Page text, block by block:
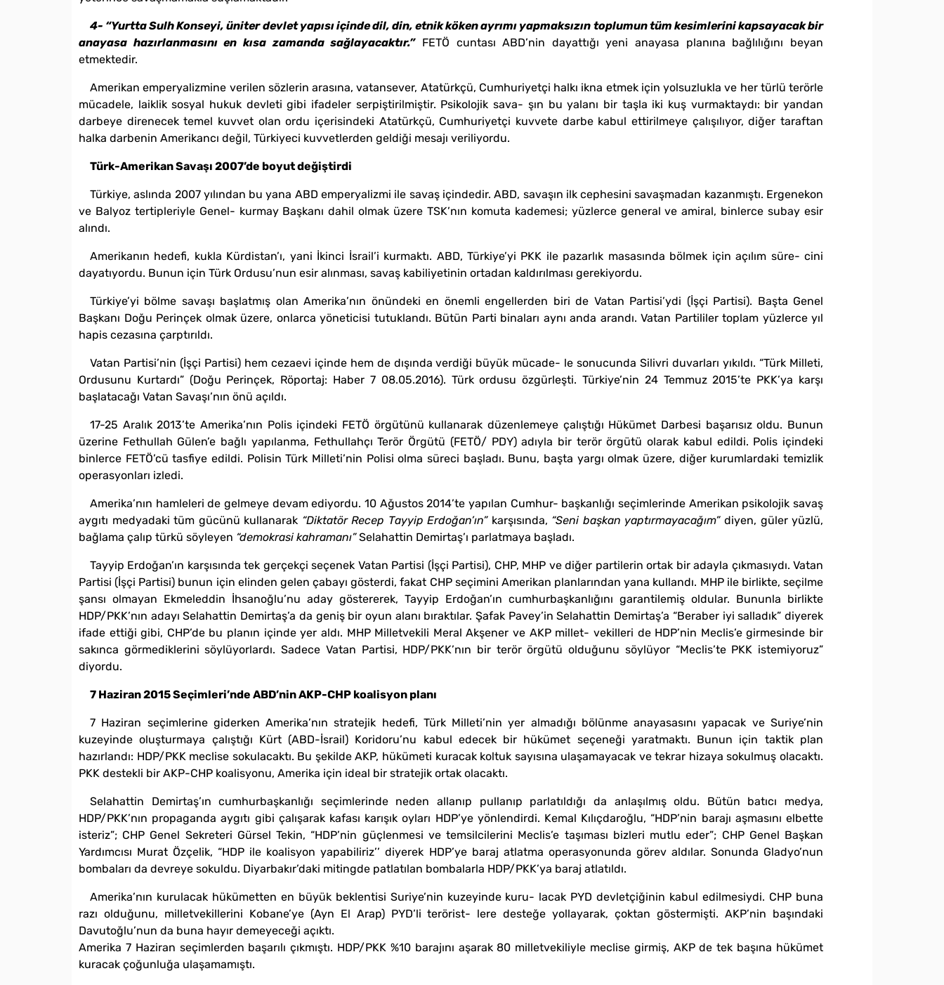
4- “Yurtta Sulh Konseyi, üniter devlet yapısı içinde dil, din, etnik köken ayrımı yapmaksızın toplumun tüm kesimlerini kapsayacak bir
anayasa hazırlanmasını en kısa zamanda sağlayacaktır.”FETÖ cuntası ABD’nin dayattığı yeni anayasa planına bağlılığını beyan
etmektedir.
Amerikan emperyalizmine verilen sözlerin arasına, vatansever, Atatürkçü, Cumhuriyetçi halkı ikna etmek için yolsuzlukla ve her türlü terörle
mücadele, laiklik sosyal hukuk devleti gibi ifadeler serpiştirilmiştir. Psikolojik sava- şın bu yalanı bir taşla iki kuş vurmaktaydı: bir yandan
darbeye direnecek temel kuvvet olan ordu içerisindeki Atatürkçü, Cumhuriyetçi kuvvete darbe kabul ettirilmeye çalışılıyor, diğer taraftan
halka darbenin Amerikancı değil, Türkiyeci kuvvetlerden geldiği mesajı veriliyordu.
Türk-Amerikan Savaşı 2007’de boyut değiştirdi
Türkiye, aslında 2007 yılından bu yana ABD emperyalizmi ile savaş içindedir. ABD, savaşın ilk cephesini savaşmadan kazanmıştı. Ergenekon
ve Balyoz tertipleriyle Genel- kurmay Başkanı dahil olmak üzere TSK’nın komuta kademesi; yüzlerce general ve amiral, binlerce subay esir
alındı.
Amerikanın hedefi, kukla Kürdistan’ı, yani İkinci İsrail’i kurmaktı. ABD, Türkiye’yi PKK ile pazarlık masasında bölmek için açılım süre- cini
dayatıyordu. Bunun için Türk Ordusu’nun esir alınması, savaş kabiliyetinin ortadan kaldırılması gerekiyordu.
Türkiye’yi bölme savaşı başlatmış olan Amerika’nın önündeki en önemli engellerden biri de Vatan Partisi’ydi (İşçi Partisi). Başta Genel
Başkanı Doğu Perinçek olmak üzere, onlarca yöneticisi tutuklandı. Bütün Parti binaları aynı anda arandı. Vatan Partililer toplam yüzlerce yıl
hapis cezasına çarptırıldı.
Vatan Partisi’nin (İşçi Partisi) hem cezaevi içinde hem de dışında verdiği büyük mücade- le sonucunda Silivri duvarları yıkıldı. “Türk Milleti,
Ordusunu Kurtardı” (Doğu Perinçek, Röportaj: Haber 7 08.05.2016). Türk ordusu özgürleşti. Türkiye’nin 24 Temmuz 2015’te PKK’ya karşı
başlatacağı Vatan Savaşı’nın önü açıldı.
17-25 Aralık 2013’te Amerika’nın Polis içindeki FETÖ örgütünü kullanarak düzenlemeye çalıştığı Hükümet Darbesi başarısız oldu. Bunun
üzerine Fethullah Gülen’e bağlı yapılanma, Fethullahçı Terör Örgütü (FETÖ/ PDY) adıyla bir terör örgütü olarak kabul edildi. Polis içindeki
binlerce FETÖ’cü tasfiye edildi. Polisin Türk Milleti’nin Polisi olma süreci başladı. Bunu, başta yargı olmak üzere, diğer kurumlardaki temizlik
operasyonları izledi.
Amerika’nın hamleleri de gelmeye devam ediyordu. 10 Ağustos 2014’te yapılan Cumhur- başkanlığı seçimlerinde Amerikan psikolojik savaş
aygıtı medyadaki tüm gücünü kullanarak “Diktatör Recep Tayyip Erdoğan’ın”karşısında, “Seni başkan yaptırmayacağım”diyen, güler yüzlü,
bağlama çalıp türkü söyleyen “demokrasi kahramanı”Selahattin Demirtaş’ı parlatmaya başladı.
Tayyip Erdoğan’ın karşısında tek gerçekçi seçenek Vatan Partisi (İşçi Partisi), CHP, MHP ve diğer partilerin ortak bir adayla çıkmasıydı. Vatan
Partisi (İşçi Partisi) bunun için elinden gelen çabayı gösterdi, fakat CHP seçimini Amerikan planlarından yana kullandı. MHP ile birlikte, seçilme
şansı olmayan Ekmeleddin İhsanoğlu’nu aday göstererek, Tayyip Erdoğan’ın cumhurbaşkanlığını garantilemiş oldular. Bununla birlikte
HDP/PKK’nın adayı Selahattin Demirtaş’a da geniş bir oyun alanı bıraktılar. Şafak Pavey’in Selahattin Demirtaş’a “Beraber iyi salladık” diyerek
ifade ettiği gibi, CHP’de bu planın içinde yer aldı. MHP Milletvekili Meral Akşener ve AKP millet- vekilleri de HDP’nin Meclis’e girmesinde bir
sakınca görmediklerini söylüyorlardı. Sadece Vatan Partisi, HDP/PKK’nın bir terör örgütü olduğunu söylüyor “Meclis’te PKK istemiyoruz”
diyordu.
7 Haziran 2015 Seçimleri’nde ABD’nin AKP-CHP koalisyon planı
7 Haziran seçimlerine giderken Amerika’nın stratejik hedefi, Türk Milleti’nin yer almadığı bölünme anayasasını yapacak ve Suriye’nin
kuzeyinde oluşturmaya çalıştığı Kürt (ABD-İsrail) Koridoru’nu kabul edecek bir hükümet seçeneği yaratmaktı. Bunun için taktik plan
hazırlandı: HDP/PKK meclise sokulacaktı. Bu şekilde AKP, hükümeti kuracak koltuk sayısına ulaşamayacak ve tekrar hizaya sokulmuş olacaktı.
PKK destekli bir AKP-CHP koalisyonu, Amerika için ideal bir stratejik ortak olacaktı.
Selahattin Demirtaş’ın cumhurbaşkanlığı seçimlerinde neden allanıp pullanıp parlatıldığı da anlaşılmış oldu. Bütün batıcı medya,
HDP/PKK’nın propaganda aygıtı gibi çalışarak kafası karışık oyları HDP’ye yönlendirdi. Kemal Kılıçdaroğlu, “HDP’nin barajı aşmasını elbette
isteriz”; CHP Genel Sekreteri Gürsel Tekin, “HDP’nin güçlenmesi ve temsilcilerini Meclis’e taşıması bizleri mutlu eder”; CHP Genel Başkan
Yardımcısı Murat Özçelik, “HDP ile koalisyon yapabiliriz’’ diyerek HDP’ye baraj atlatma operasyonunda görev aldılar. Sonunda Gladyo’nun
bombaları da devreye sokuldu. Diyarbakır’daki mitingde patlatılan bombalarla HDP/PKK’ya baraj atlatıldı.
Amerika’nın kurulacak hükümetten en büyük beklentisi Suriye’nin kuzeyinde kuru- lacak PYD devletçiğinin kabul edilmesiydi. CHP buna
razı olduğunu, milletvekillerini Kobane’ye (Ayn El Arap) PYD’li terörist- lere desteğe yollayarak, çoktan göstermişti. AKP’nin başındaki
Davutoğlu’nun da buna hayır demeyeceği açıktı.
Amerika 7 Haziran seçimlerden başarılı çıkmıştı. HDP/PKK %10 barajını aşarak 80 milletvekiliyle meclise girmiş, AKP de tek başına hükümet
kuracak çoğunluğa ulaşamamıştı.